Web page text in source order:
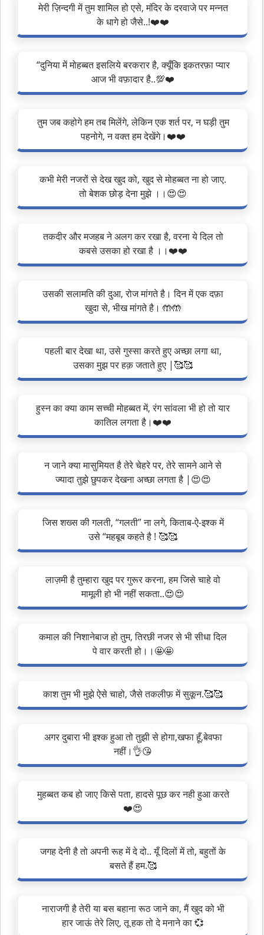
मेरी ज़िन्दगी में तुम शामिल हो एसे, मंदिर के दरवाजे पर मन्नत
के धागे हो जैसे..!❤️❤️
“दुनिया में मोहब्बत इसलिये बरकरार है, क्यूँकि इकतरफ़ा प्यार
आज भी वफ़ादार है..💯❤️
तुम जब कहोगे हम तब मिलेंगे, लेकिन एक शर्त पर, न घड़ी तुम
पहनोगे, न वक्त हम देखेंगे।❤️❤️
कभी मेरी नजरों से देख खुद को, खुद से मोहब्बत ना हो जाए.
तो बेशक छोड़ देना मुझे ।।😍😍
तकदीर और मजहब ने अलग कर रखा है, वरना ये दिल तो
कबसे उसका हो रखा है ।।❤️❤️
उसकी सलामति की दुआ, रोज मांगते है। दिन में एक दफ़ा
खुदा से, भीख मांगते है। 🤲🤲
पहली बार देखा था, उसे गुस्सा करते हुए अच्छा लगा था,
उसका मुझ पर हक़ जताते हुए |🥰🥰
हुस्न का क्या काम सच्ची मोहब्बत में, रंग सांवला भी हो तो यार
कातिल लगता है।❤️❤️
न जाने क्या मासुमियत है तेरे चेहरे पर, तेरे सामने आने से
ज्यादा तुझे छुपकर देखना अच्छा लगता है |😍😍
जिस शख्स की गलती, “गलती” ना लगे, किताब-ऐ-इश्क में
उसे “महबूब कहते है ! 🥰🥰
लाज़मी है तुम्हारा खुद पर गुरूर करना, हम जिसे चाहे वो
मामूली हो भी नहीं सकता..😍😍
कमाल की निशानेबाज हो तुम, तिरछी नजर से भी सीधा दिल
पे वार करती हो।।🤩🤩
काश तुम भी मुझे ऐसे चाहो, जैसे तकलीफ़ में सुकून.🥰🥰
अगर दुबारा भी इश्क हुआ तो तुझी से होगा,खफा हूँ,बेवफा
नहीं।👌😘
मुहब्बत कब हो जाए किसे पता, हादसे पूछ कर नही हुआ करते
❤️😍
जगह देनी है तो अपनी रूह में दे दो.. यूँ दिलों में तो, बहुतों के
बसते हैं हम.🥰
नाराजगी है तेरी या बस बहाना रूठ जाने का, मैं खुद को भी
हार जाऊं तेरे लिए, तू हक तो दे मनाने का 💞